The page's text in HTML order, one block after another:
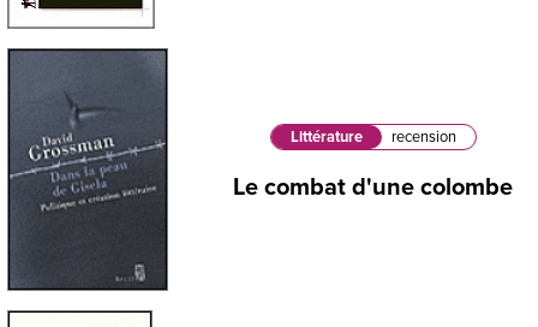
Littérature recension
Le combat d'une colombe